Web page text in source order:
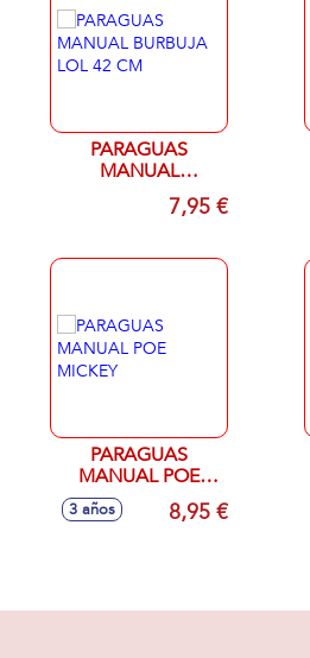
PARAGUAS
MANUAL
BURBUJA LOL 42
7,95 €
PARAGUAS
MANUAL POE
MICKEY
3 años 8,95 €